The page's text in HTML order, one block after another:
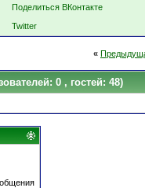
Поделиться ВКонтакте
Twitter
«
0 , гостей: 48)